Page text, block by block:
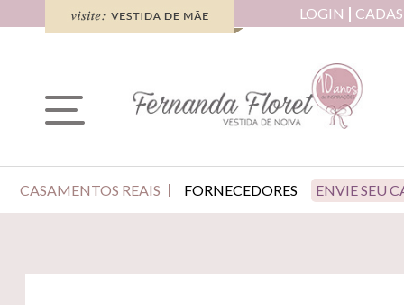
LOGIN
CASAMENTOS REAIS FORNECEDORES ENVIE SEU